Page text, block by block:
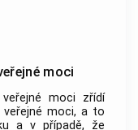
moci
moci zřídí
veřejné moci, a to
a v případě, že